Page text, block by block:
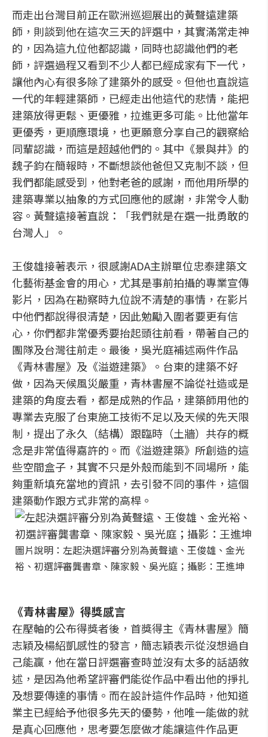
而走出台灣目前正在歐洲巡迴展出的黃聲遠建築
師，則談到他在這次三天的評選中，其實滿常走神
的，因為這九位他都認識，同時也認識他們的老
師，評選過程又看到不少人都已經成家有下一代，
讓他內心有很多除了建築外的感受。但他也直說這
一代的年輕建築師，已經走出他這代的悲情，能把
建築放得更鬆、更優雅，拉進更多可能。比他當年
更優秀，更順應環境，也更願意分享自己的觀察給
同輩認識，而這是超越他們的。其中《景與井》的
魏子鈞在簡報時，不斷想談他爸但又克制不談，但
我們都能感受到，他對老爸的感謝，而他用所學的
建築專業以抽象的方式回應他的感謝，非常令人動
容。黃聲遠接著直說：「我們就是在選一批勇敢的
台灣人」。
王俊雄接著表示，很感謝ADA主辦單位忠泰建築文
化藝術基金會的用心，尤其是事前拍攝的專業宣傳
影片，因為在勘察時九位說不清楚的事情，在影片
中他們都說得很清楚，因此勉勵入圍者要更有信
心，你們都非常優秀要抬起頭往前看，帶著自己的
團隊及台灣往前走。最後，吳光庭補述兩件作品
《青林書屋》及《溢遊建築》。台東的建築不好
做，因為天候風災嚴重，青林書屋不論從社造或是
建築的角度去看，都是成熟的作品，建築師用他的
專業去克服了台東施工技術不足以及天候的先天限
制，提出了永久（結構）跟臨時（土牆）共存的概
念是非常值得嘉許的。而《溢遊建築》所創造的這
些空間盒子，其實不只是外殼而能到不同場所，能
夠重新填充當地的資訊，去引發不同的事件，這個
建築動作跟方式非常的高桿。
圖片說明：左起決選評審分別為黃聲遠、王俊雄、金光
裕、初選評審龔書章、陳家毅、吳光庭；攝影：王進坤
《青林書屋》得獎感言
在壓軸的公布得獎者後，首獎得主《青林書屋》簡
志穎及楊紹凱感性的發言，簡志穎表示從沒想過自
己能贏，他在當日評選審查時並沒有太多的話語敘
述，是因為他希望評審們能從作品中看出他的掙扎
及想要傳達的事情。而在設計這件作品時，他知道
業主已經給予他很多先天的優勢，他唯一能做的就
是真心回應他，思考要怎麼做才能讓這件作品更